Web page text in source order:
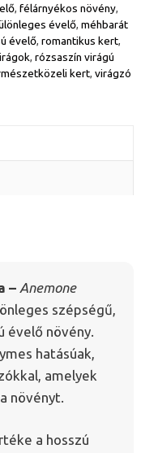
, félárnyékos növény,
évelő, méhbarát
évelő, romantikus kert,
, rózsaszín virágú
kert, virágzó
– Anemone
szépségű,
évelő növény.
hatásúak,
amelyek
növényt.
a hosszú